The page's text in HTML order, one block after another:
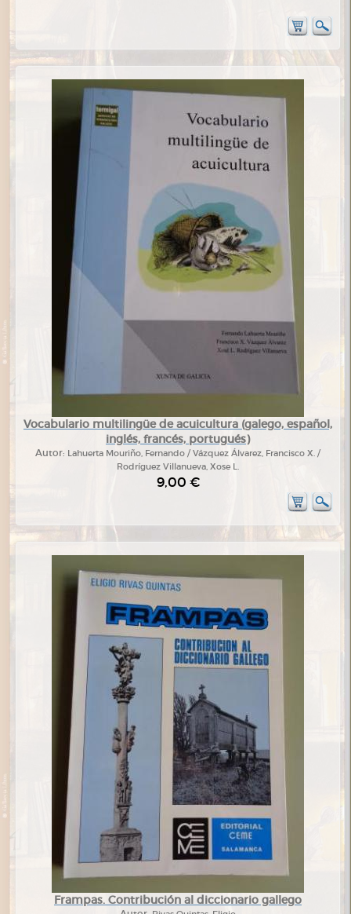
Vocabulario multilingüe de acuicultura (galego, español,
inglés, francés, portugués)
Autor: Lahuerta Mouriño, Fernando / Vázquez Álvarez, Francisco X. /
Rodríguez Villanueva, Xose L.
9,00 €
Frampas. Contribución al diccionario gallego